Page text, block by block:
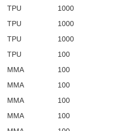
TPU
1000
TPU
1000
TPU
1000
TPU
100
MMA
100
MMA
100
MMA
100
MMA
100